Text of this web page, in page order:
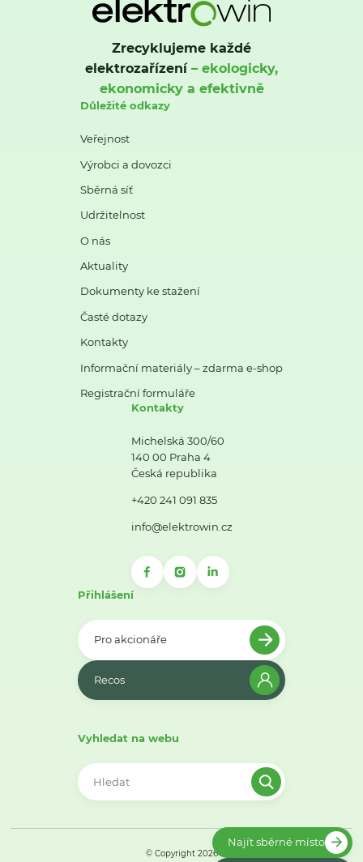
Zrecyklujeme každé
elektrozařízení– ekologicky,
ekonomicky a efektivně
Důležité odkazy
Veřejnost
Výrobci a dovozci
Sběrná síť
Udržitelnost
O nás
Aktuality
Dokumenty ke stažení
Časté dotazy
Kontakty
Informační materiály – zdarma e-shop
Registrační formuláře
Kontakty
Michelská 300/60
140 00 Praha 4
Česká republika
+420 241 091 835
info@elektrowin.cz
Přihlášení
Pro akcionáře
Recos
Vyhledat na webu
© Copyright 2026
Najít sběrné místo